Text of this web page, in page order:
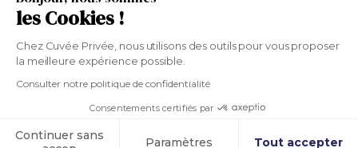
L’abus d’alcool est dangereux pour la santé.
Consommer avec modération.
les Cookies !
Chez Cuvée Privée, nous utilisons des outils pour vous proposer
la meilleure expérience possible.
Consulter notre politique de confidentialité
Consentements certifiés par
Continuer sans
Paramètres Tout accepter
Cookies